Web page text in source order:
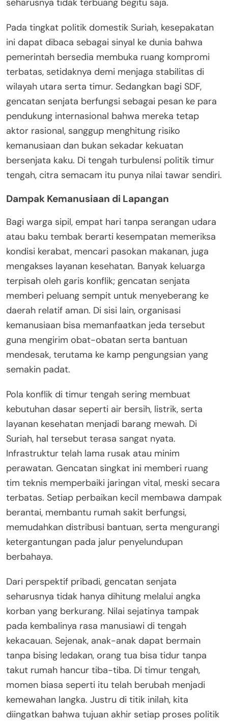
Pada tingkat politik domestik Suriah, kesepakatan
ini dapat dibaca sebagai sinyal ke dunia bahwa
pemerintah bersedia membuka ruang kompromi
terbatas, setidaknya demi menjaga stabilitas di
wilayah utara serta timur. Sedangkan bagi SDF,
gencatan senjata berfungsi sebagai pesan ke para
pendukung internasional bahwa mereka tetap
aktor rasional, sanggup menghitung risiko
kemanusiaan dan bukan sekadar kekuatan
bersenjata kaku. Di tengah turbulensi politik timur
tengah, citra semacam itu punya nilai tawar sendiri.
Dampak Kemanusiaan di Lapangan
Bagi warga sipil, empat hari tanpa serangan udara
atau baku tembak berarti kesempatan memeriksa
kondisi kerabat, mencari pasokan makanan, juga
mengakses layanan kesehatan. Banyak keluarga
terpisah oleh garis konflik; gencatan senjata
memberi peluang sempit untuk menyeberang ke
daerah relatif aman. Di sisi lain, organisasi
kemanusiaan bisa memanfaatkan jeda tersebut
guna mengirim obat-obatan serta bantuan
mendesak, terutama ke kamp pengungsian yang
semakin padat.
Pola konflik di timur tengah sering membuat
kebutuhan dasar seperti air bersih, listrik, serta
layanan kesehatan menjadi barang mewah. Di
Suriah, hal tersebut terasa sangat nyata.
Infrastruktur telah lama rusak atau minim
perawatan. Gencatan singkat ini memberi ruang
tim teknis memperbaiki jaringan vital, meski secara
terbatas. Setiap perbaikan kecil membawa dampak
berantai, membantu rumah sakit berfungsi,
memudahkan distribusi bantuan, serta mengurangi
ketergantungan pada jalur penyelundupan
berbahaya.
Dari perspektif pribadi, gencatan senjata
seharusnya tidak hanya dihitung melalui angka
korban yang berkurang. Nilai sejatinya tampak
pada kembalinya rasa manusiawi di tengah
kekacauan. Sejenak, anak-anak dapat bermain
tanpa bising ledakan, orang tua bisa tidur tanpa
takut rumah hancur tiba-tiba. Di timur tengah,
momen biasa seperti itu telah berubah menjadi
kemewahan langka. Justru di titik inilah, kita
diingatkan bahwa tujuan akhir setiap proses politik